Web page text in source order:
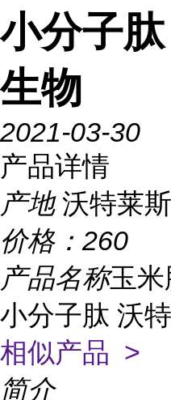
小分子
生物
2021-03-30
产品详情
产地 沃特莱斯
价格： 260
产品名称玉米
小分子肽 沃
相似产品 >
简介